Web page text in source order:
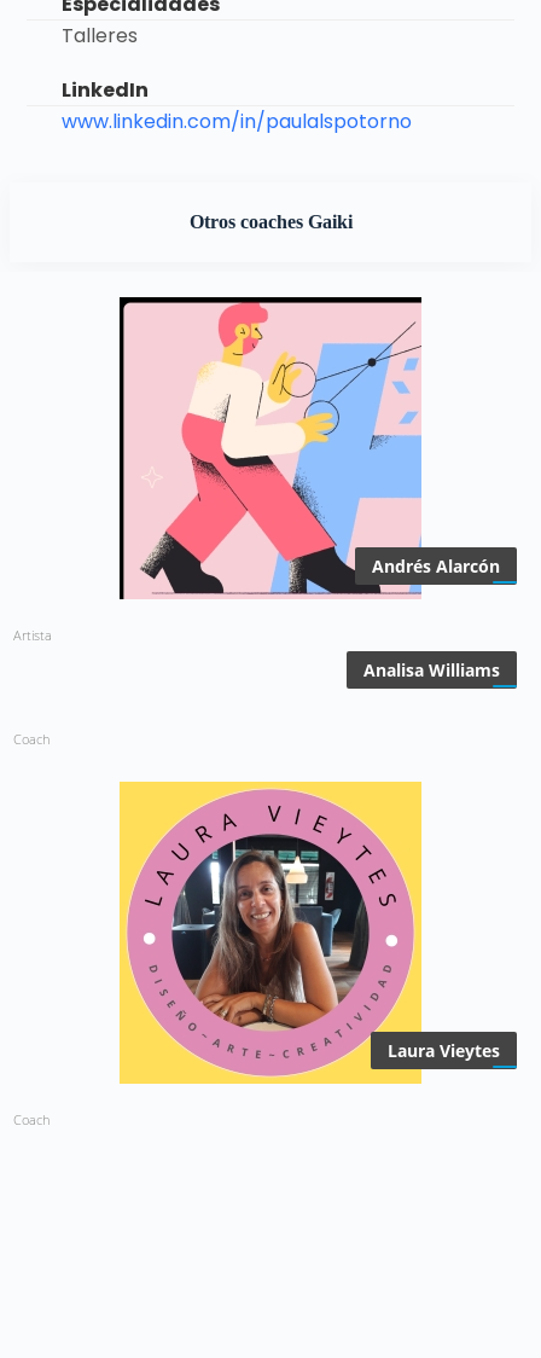
Talleres
LinkedIn
www.linkedin.com/in/paulalspotorno
Otros coaches Gaiki
Andrés Alarcón
Artista
Analisa Williams
Coach
Laura Vieytes
Coach